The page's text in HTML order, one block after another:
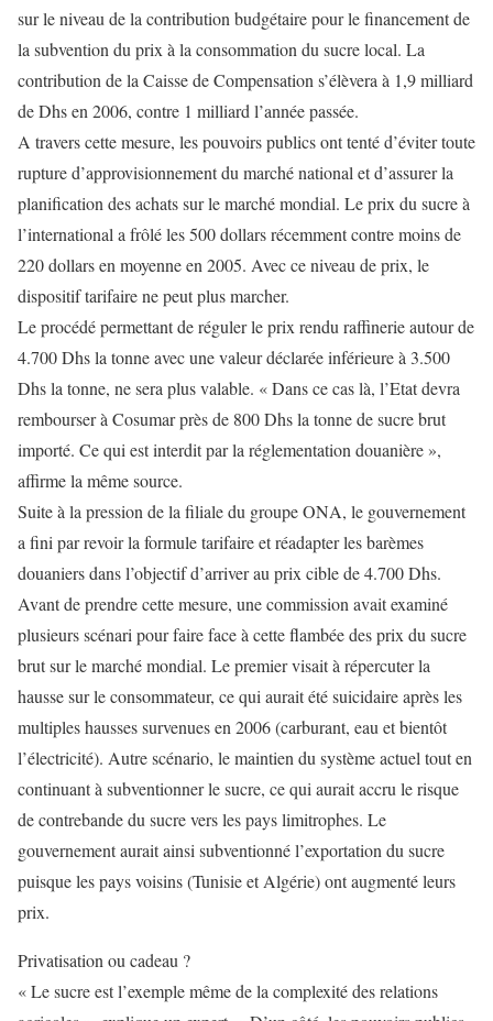
sur le niveau de la contribution budgétaire pour le financement de
la subvention du prix à la consommation du sucre local. La
contribution de la Caisse de Compensation s’élèvera à 1,9 milliard
de Dhs en 2006, contre 1 milliard l’année passée.
A travers cette mesure, les pouvoirs publics ont tenté d’éviter toute
rupture d’approvisionnement du marché national et d’assurer la
planification des achats sur le marché mondial. Le prix du sucre à
l’international a frôlé les 500 dollars récemment contre moins de
220 dollars en moyenne en 2005. Avec ce niveau de prix, le
dispositif tarifaire ne peut plus marcher.
Le procédé permettant de réguler le prix rendu raffinerie autour de
4.700 Dhs la tonne avec une valeur déclarée inférieure à 3.500
Dhs la tonne, ne sera plus valable. « Dans ce cas là, l’Etat devra
rembourser à Cosumar près de 800 Dhs la tonne de sucre brut
importé. Ce qui est interdit par la réglementation douanière »,
affirme la même source.
Suite à la pression de la filiale du groupe ONA, le gouvernement
a fini par revoir la formule tarifaire et réadapter les barèmes
douaniers dans l’objectif d’arriver au prix cible de 4.700 Dhs.
Avant de prendre cette mesure, une commission avait examiné
plusieurs scénari pour faire face à cette flambée des prix du sucre
brut sur le marché mondial. Le premier visait à répercuter la
hausse sur le consommateur, ce qui aurait été suicidaire après les
multiples hausses survenues en 2006 (carburant, eau et bientôt
l’électricité). Autre scénario, le maintien du système actuel tout en
continuant à subventionner le sucre, ce qui aurait accru le risque
de contrebande du sucre vers les pays limitrophes. Le
gouvernement aurait ainsi subventionné l’exportation du sucre
puisque les pays voisins (Tunisie et Algérie) ont augmenté leurs
prix.
Privatisation ou cadeau ?
« Le sucre est l’exemple même de la complexité des relations